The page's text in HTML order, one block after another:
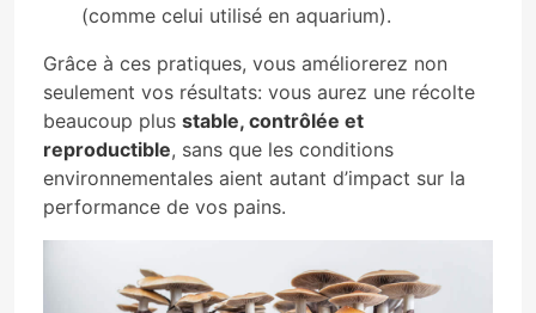
(comme celui utilisé en aquarium).
Grâce à ces pratiques, vous améliorerez non
seulement vos résultats: vous aurez une récolte
beaucoup plus stable, contrôlée et
reproductible, sans que les conditions
environnementales aient autant d’impact sur la
performance de vos pains.